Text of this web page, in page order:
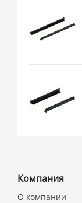
Компания
О компании